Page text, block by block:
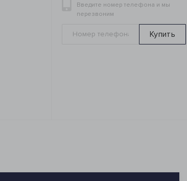
Введите номер телефона и мы
перезвоним
Купить